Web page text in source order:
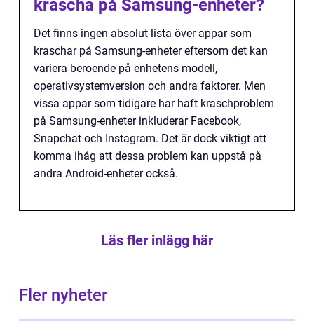
krascha på Samsung-enheter?
Det finns ingen absolut lista över appar som
kraschar på Samsung-enheter eftersom det kan
variera beroende på enhetens modell,
operativsystemversion och andra faktorer. Men
vissa appar som tidigare har haft kraschproblem
på Samsung-enheter inkluderar Facebook,
Snapchat och Instagram. Det är dock viktigt att
komma ihåg att dessa problem kan uppstå på
andra Android-enheter också.
Läs fler inlägg här
Fler nyheter